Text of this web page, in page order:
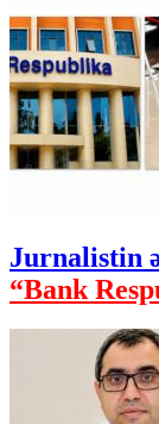
Jurnalistin
“Bank